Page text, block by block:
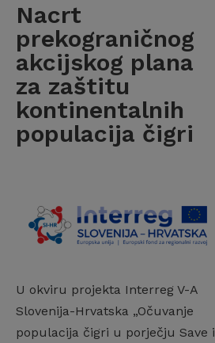
Nacrt
prekograničnog
akcijskog plana
za zaštitu
kontinentalnih
populacija čigri
U okviru projekta Interreg V-A
Slovenija-Hrvatska „Očuvanje
populacija čigri u porječju Save i